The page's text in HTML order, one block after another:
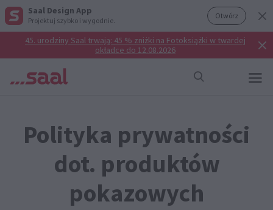
Saal Design App
Projektuj szybko i wygodnie. Otwórz
45. urodziny Saal trwają: 45 % zniżki na Fotoksiążki w twardej
okładce do 12.08.2026
Polityka prywatności
dot. produktów
pokazowych